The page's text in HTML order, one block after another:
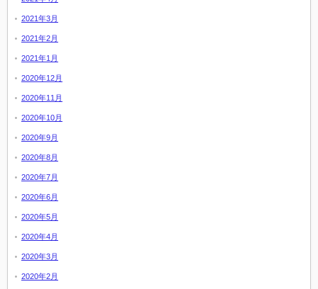
2021年3月
2021年2月
2021年1月
2020年12月
2020年11月
2020年10月
2020年9月
2020年8月
2020年7月
2020年6月
2020年5月
2020年4月
2020年3月
2020年2月